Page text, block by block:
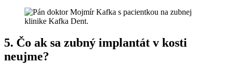
5. Čo ak sa zubný implantát v kosti
neujme?